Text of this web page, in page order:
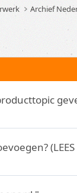
Archief
(LEES